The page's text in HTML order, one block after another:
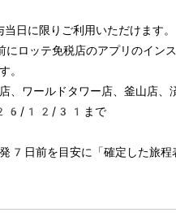
日に限りご利用いただけます。
にロッテ免税店のアプリのイン
。
、ワールドタワー店、釜山店、
12/31まで
7日前を目安に「確定した旅程